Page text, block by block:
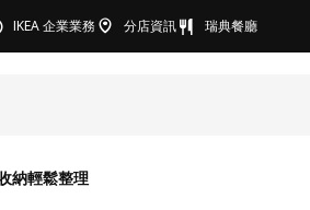
IKEA 企業業務 分店資訊 瑞典餐廳
納輕鬆整理